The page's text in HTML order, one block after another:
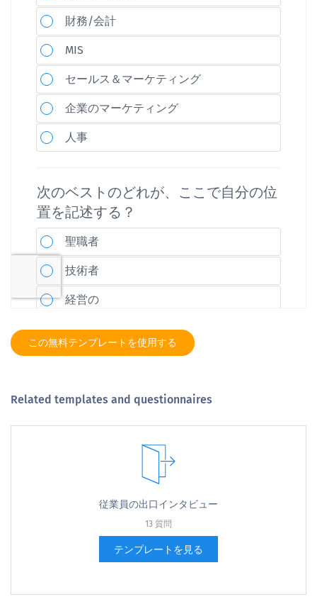
この無料テンプレートを使用する
Related templates and questionnaires
従業員の出口インタビュー
13 質問
テンプレートを見る